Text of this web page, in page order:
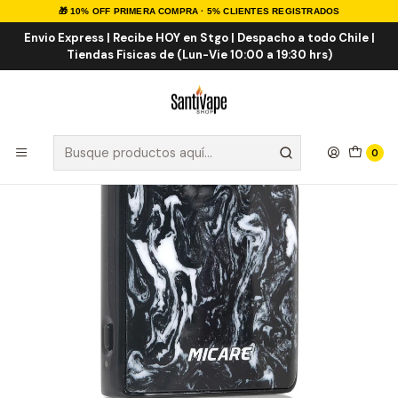
🎁 10% OFF PRIMERA COMPRA · 5% CLIENTES REGISTRADOS
Envio Express | Recibe HOY en Stgo | Despacho a todo Chile |
Tiendas Fisicas de (Lun-Vie 10:00 a 19:30 hrs)
0
Inicio HERBALES Vaporizadores
Smok MiCare Device - Bateria para Cartuchos de Clear